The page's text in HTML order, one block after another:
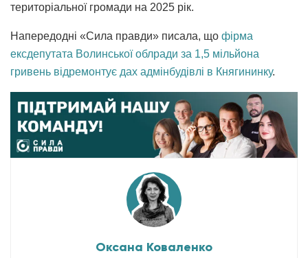
територіальної громади на 2025 рік.
Напередодні «Сила правди» писала, що фірма
ексдепутата Волинської облради за 1,5 мільйона
гривень відремонтує дах адмінбудівлі в Княгининку.
Оксана Коваленко